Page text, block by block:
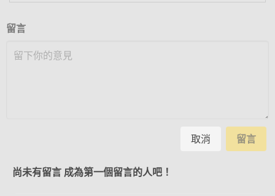
留言
取消 留言
尚未有留言 成為第一個留言的人吧！